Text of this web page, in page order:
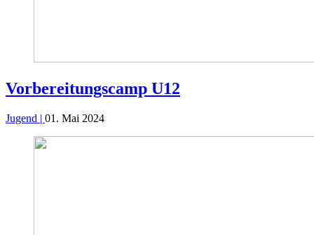
Vorbereitungscamp U12
Jugend | 01. Mai 2024